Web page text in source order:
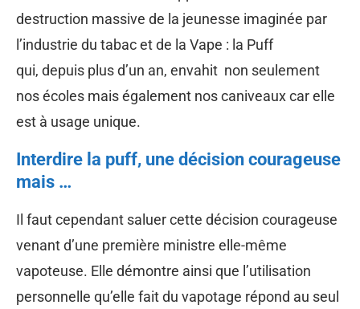
destruction massive de la jeunesse imaginée par
l’industrie du tabac et de la Vape : la Puff
qui, depuis plus d’un an, envahit non seulement
nos écoles mais également nos caniveaux car elle
est à usage unique.
Interdire la puff, une décision courageuse
mais …
Il faut cependant saluer cette décision courageuse
venant d’une première ministre elle-même
vapoteuse. Elle démontre ainsi que l’utilisation
personnelle qu’elle fait du vapotage répond au seul